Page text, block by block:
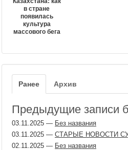
в стране
появилась
культура
массового бега
Ранее Архив
Предыдущие записи
03.11.2025 — Без названия
03.11.2025 — СТАРЫЕ НОВОСТИ
02.11.2025 — Без названия